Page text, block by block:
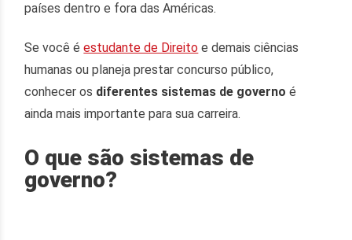
países dentro e fora das Américas.
Se você éestudante de Direito e demais ciências
humanas ou planeja prestar concurso público,
conhecer os diferentes sistemas de governo é
ainda mais importante para sua carreira.
O que são sistemas de
governo?